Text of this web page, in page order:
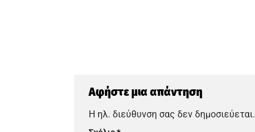
Αφήστε μια απάντηση
Η ηλ. διεύθυνση σας δεν δημοσιεύεται.